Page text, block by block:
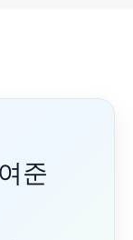
준